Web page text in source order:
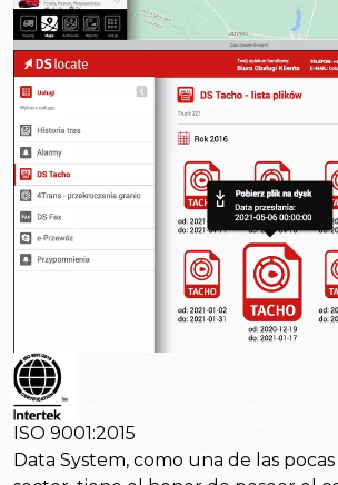
ISO 9001:2015
Data System, como una de las